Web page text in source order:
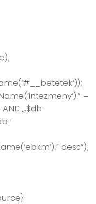
=
„.$db-
desc”);